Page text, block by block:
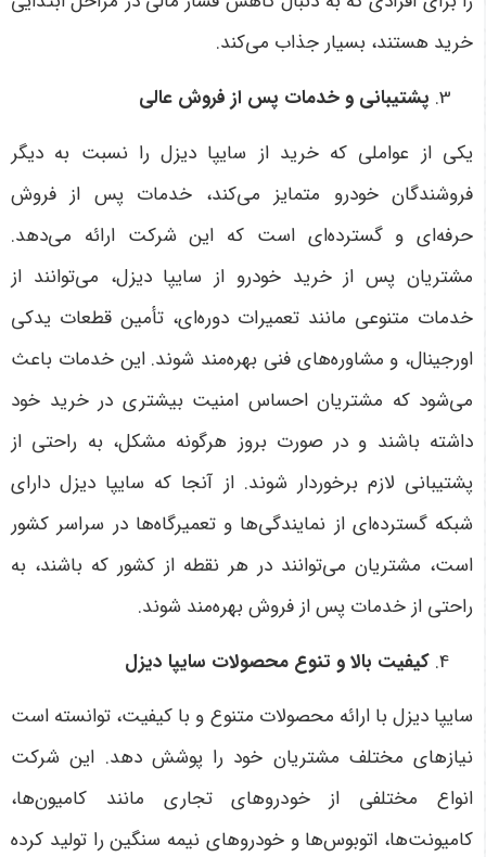
خرید هستند، بسیار جذاب می‌کند.
پشتیبانی و خدمات پس از فروش عالی
یکی از عواملی که خرید از سایپا دیزل را نسبت به دیگر
فروشندگان خودرو متمایز می‌کند، خدمات پس از فروش
حرفه‌ای و گسترده‌ای است که این شرکت ارائه می‌دهد.
مشتریان پس از خرید خودرو از سایپا دیزل، می‌توانند از
خدمات متنوعی مانند تعمیرات دوره‌ای، تأمین قطعات یدکی
اورجینال، و مشاوره‌های فنی بهره‌مند شوند. این خدمات باعث
می‌شود که مشتریان احساس امنیت بیشتری در خرید خود
داشته باشند و در صورت بروز هرگونه مشکل، به راحتی از
پشتیبانی لازم برخوردار شوند. از آنجا که سایپا دیزل دارای
شبکه گسترده‌ای از نمایندگی‌ها و تعمیرگاه‌ها در سراسر کشور
است، مشتریان می‌توانند در هر نقطه از کشور که باشند، به
راحتی از خدمات پس از فروش بهره‌مند شوند.
کیفیت بالا و تنوع محصولات سایپا دیزل
سایپا دیزل با ارائه محصولات متنوع و با کیفیت، توانسته است
نیازهای مختلف مشتریان خود را پوشش دهد. این شرکت
انواع مختلفی از خودروهای تجاری مانند کامیون‌ها،
کامیونت‌ها، اتوبوس‌ها و خودروهای نیمه سنگین را تولید کرده